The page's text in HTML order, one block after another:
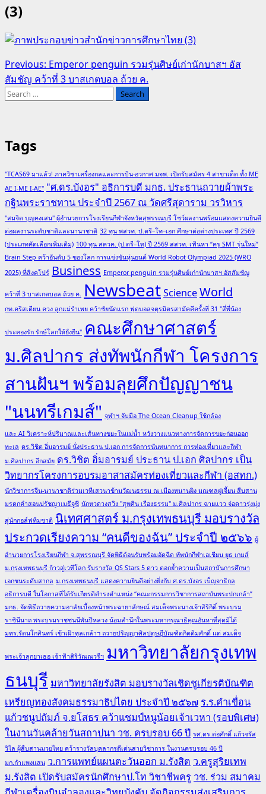
(3)
Post
navigation
Previous: Emperor penguin รวมรุ่นศิษย์เก่านักบาสฯ อัส
สัมชัญ คว้าที่ 3 บาสเกตบอล ถ้วย ค.
Search
for:
Tags
"TCAS69 มาแล้ว! ภาควิชาเครื่องกลและการบิน-อวกาศ มจพ. เปิดรับสมัคร 4 สาขาเด็ด ทั้ง ME
AE I-ME I-AE" "ศ.ดร.บังอร" อธิการบดี มกธ. ประธานถวายผ้าพระ
กฐินพระราชทาน ประจำปี 2567 ณ วัดศรีสุดาราม วรวิหาร
"สมจิต บุญคงเสน" ผู้อำนวยการโรงเรียนกีฬาจังหวัดสุพรรณบุรี โชว์ผลงานพร้อมแสดงความยินดี
ต่อผลงานระดับชาติและนานาชาติ 32 ทุน พสวท. ป.ตรี–โท–เอก ศึกษาต่อต่างประเทศ ปี 2569
(ประเภทคัดเลือกเพิ่มเติม) 100 ทุน สควค. (ป.ตรี–โท) ปี 2569 สสวท. เฟ้นหา “ครู SMT รุ่นใหม่”
Brain Step คว้าอันดับ 5 ของโลก การแข่งขันหุ่นยนต์ World Robot Olympiad 2025 (WRO
2025) ที่สิงคโปร์ Business Emperor penguin รวมรุ่นศิษย์เก่านักบาสฯ อัสสัมชัญ
คว้าที่ 3 บาสเกตบอล ถ้วย ค. NewsbeatScienceWorld
กท.คริสเตียน ควง ลูกแม่รำเพย คว้าชัยนัดแรก ฟุตบอลจตุรมิตรสามัคคีครั้งที่ 31 "สี่พี่น้อง
ประคองรัก รักษ์โลกให้ยั่งยืน" คณะศึกษาศาสตร์
ม.ศิลปากร ส่งทัพนักกีฬา โครงการ
สานฝันฯ พร้อมลุยศึกปัญญาชน
"นนทรีเกมส์" จุฬาฯ จับมือ The Ocean Cleanup ใช้กล้อง
และ AI วิเคราะห์ปริมาณและเส้นทางขยะในแม่น้ำ หวังวางแนวทางการจัดการขยะก่อนออก
ทะเล ดร.วิชิต อิ่มอารมย์ นั่งประธาน ป.เอก การจัดการนันทนาการ การท่องเที่ยวและกีฬา
ม.ศิลปากร อีกสมัย ดร.วิชิต อิ่มอารมย์ ประธาน ป.เอก ศิลปากร เป็น
วิทยากรโครงการอบรมอาสาสมัครท่องเที่ยวและกีฬา (อสทก.)
นักวิชาการจีน-นานาชาติร่วมเวทีเสวนาข้ามวัฒนธรรม ณ เมืองหนานผิง มณฑลฝูเจี้ยน สืบสาน
มรดกคำสอนปรัชญาเมธีจูซี นักหวดวงสวิง "สุพศิน เรืองธรรม" ม.ศิลปากร ฉายแวว จ่อดาวรุ่งมุ่ง
สู่นักกอล์ฟทีมชาติ นิเทศศาสตร์ ม.กรุงเทพธนบุรี มอบรางวัล
ประกวดเรียงความ “คนดีของฉัน” ประจำปี ๒๕๖๖ ผู้
อำนวยการโรงเรียนกีฬา จ.สุพรรณบุรี จัดพิธีต้อนรับพร้อมอัดฉีด ทัพนักกีฬาเอเชียน ยูธ เกมส์
ม.กรุงเทพธนบุรี ก้าวสู่เวทีโลก รับรางวัล QS Stars 5 ดาว ตอกย้ำความเป็นสถาบันการศึกษา
เอกชนระดับสากล ม.กรุงเทพธนบุรี แสดงความยินดีอย่างยิ่งกับ ศ.ดร.บังอร เบ็ญจาธิกุล
อธิการบดี ในโอกาสที่ได้รับเกียรติดำรงตำแหน่ง “คณะกรรมการวิชาการสถาบันพระปกเกล้า”
มกธ. จัดพิธีถวายความอาลัยเบื้องหน้าพระฉายาลักษณ์ สมเด็จพระนางเจ้าสิริกิติ์ พระบรม
ราชินีนาถ พระบรมราชชนนีพันปีหลวง น้อมสำนึกในพระมหากรุณาธิคุณอันหาที่สุดมิได้
มทร.รัตนโกสินทร์ เข้าเฝ้าทูลเกล้าฯ ถวายปริญญาศิลปดุษฎีบัณฑิตกิตติมศักดิ์ แด่ สมเด็จ
พระเจ้าลูกยาเธอ เจ้าฟ้าสิริวัณณวรีฯ มหาวิทยาลัยกรุงเทพ
ธนบุรี มหาวิทยาลัยรังสิต มอบรางวัลเชิดชูเกียรติบัณฑิต
เหรียญทองสังคมธรรมาธิปไตย ประจำปี ๒๕๖๗ ร.ร.คำเขื่อน
แก้วชนูปถัมภ์ จ.ยโสธร คว้าแชมป์หนูน้อยเจ้าเวหา (รอบพิเศษ)
ในงานวันคล้ายวันสถาปนา วช. ครบรอบ 66 ปี รศ.ดร.ต่อศักดิ์ แก้วจรัส
วิไล ผู้สืบสานมวยไทย คว้ารางวัลบุคลากรดีเด่นสายวิชาการ ในงานครบรอบ 46 ปี
มก.กำแพงแสน ว.การแพทย์แผนตะวันออก ม.รังสิต ว.ครูสุริยเทพ
ม.รังสิต เปิดรับสมัครนักศึกษาป.โท วิชาชีพครู วช. ร่วม สมาคม